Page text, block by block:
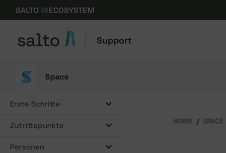
Support
Space
HOME SPACE
Erste Schritte
Zutrittspunkte
Personen